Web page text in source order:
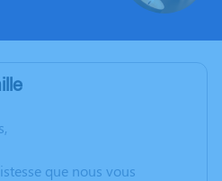
que nous vous